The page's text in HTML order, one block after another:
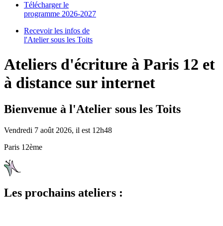
Télécharger le
programme 2026-2027
Recevoir les infos de
l'Atelier sous les Toits
Ateliers d'écriture à Paris 12 et
à distance sur internet
Bienvenue à l'Atelier sous les Toits
Vendredi 7 août 2026, il est 12h48
Paris 12ème
Les prochains ateliers :